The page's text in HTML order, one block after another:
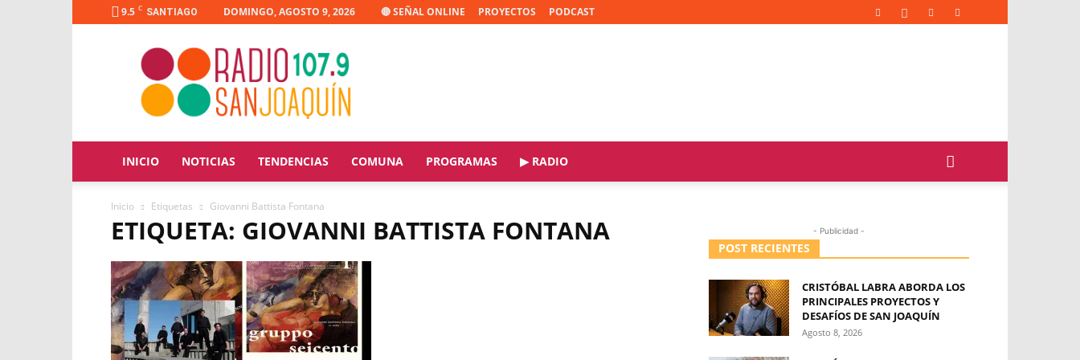
9.5 C SANTIAGO DOMINGO, AGOSTO 9, 2026 🔴 SEÑAL ONLINE PROYECTOS PODCAST
Radio
Joaquín
INICIO NOTICIAS TENDENCIAS COMUNA PROGRAMAS ▶ RADIO
Inicio Etiquetas Giovanni Battista Fontana
ETIQUETA: GIOVANNI BATTISTA FONTANA - Publicidad -
POST RECIENTES
CRISTÓBAL LABRA ABORDA LOS
PRINCIPALES PROYECTOS Y
DESAFÍOS DE SAN JOAQUÍN
Agosto 8, 2026